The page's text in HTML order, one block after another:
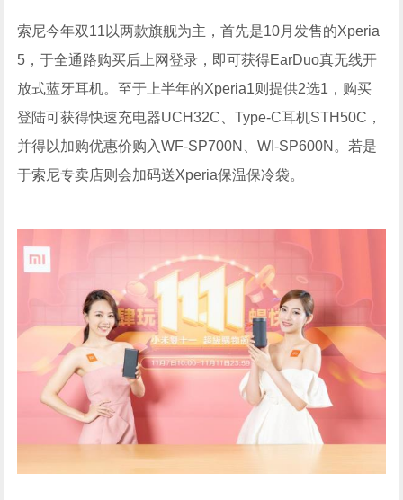
索尼今年双11以两款旗舰为主，首先是10月发售的Xperia
5，于全通路购买后上网登录，即可获得EarDuo真无线开
放式蓝牙耳机。至于上半年的Xperia1则提供2选1，购买
登陆可获得快速充电器UCH32C、Type-C耳机STH50C，
并得以加购优惠价购入WF-SP700N、WI-SP600N。若是
于索尼专卖店则会加码送Xperia保温保冷袋。